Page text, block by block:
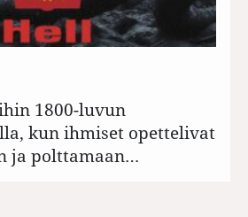
1800-luvun
kun ihmiset opettelivat
ja polttamaan…